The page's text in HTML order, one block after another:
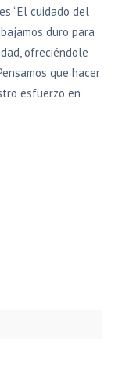
“El cuidado del
duro para
ofreciéndole
que hacer
esfuerzo en